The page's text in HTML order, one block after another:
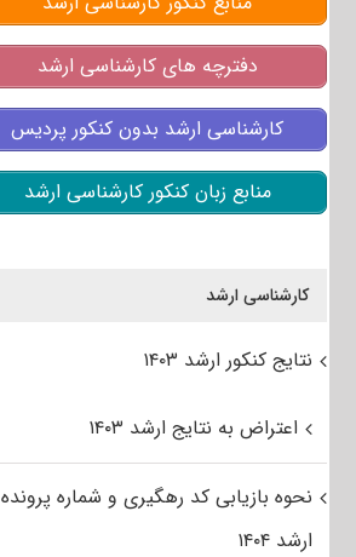
دفترچه های کارشناسی ارشد
کارشناسی ارشد بدون کنکور پردیس
منابع زبان کنکور کارشناسی ارشد
کارشناسی ارشد
نتایج کنکور ارشد ۱۴۰۳
اعتراض به نتایج ارشد ۱۴۰۳
نحوه بازیابی کد رهگیری و شماره پرونده
ارشد ۱۴۰۴